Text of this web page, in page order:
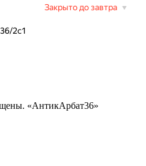
«АнтикАрбат36»